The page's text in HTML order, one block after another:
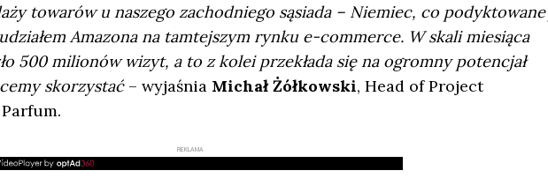
towarów u naszego zachodniego sąsiada – Niemiec, co
Amazona na tamtejszym rynku e-commerce. W skali miesiąca
500 milionów wizyt, a to z kolei przekłada się na ogromny potencjał
skorzystać– wyjaśnia Michał Żółkowski, Head of Project
REKLAMA